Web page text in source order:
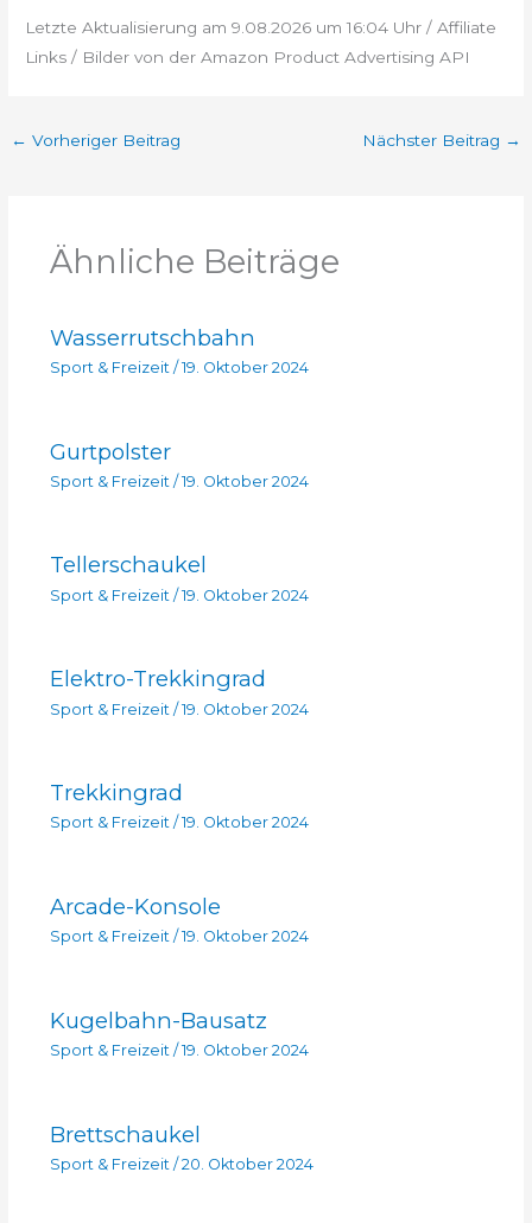
Letzte Aktualisierung am 9.08.2026 um 16:04 Uhr / Affiliate
Links / Bilder von der Amazon Product Advertising API
← Vorheriger Beitrag Nächster Beitrag →
Ähnliche Beiträge
Wasserrutschbahn
Sport & Freizeit/ 19. Oktober 2024
Gurtpolster
Sport & Freizeit/ 19. Oktober 2024
Tellerschaukel
Sport & Freizeit / 19. Oktober 2024
Elektro-Trekkingrad
Sport & Freizeit /19. Oktober 2024
Trekkingrad
Sport & Freizeit/ 19. Oktober 2024
Arcade-Konsole
Sport & Freizeit/ 19. Oktober 2024
Kugelbahn-Bausatz
Sport & Freizeit/ 19. Oktober 2024
Brettschaukel
Sport & Freizeit / 20. Oktober 2024